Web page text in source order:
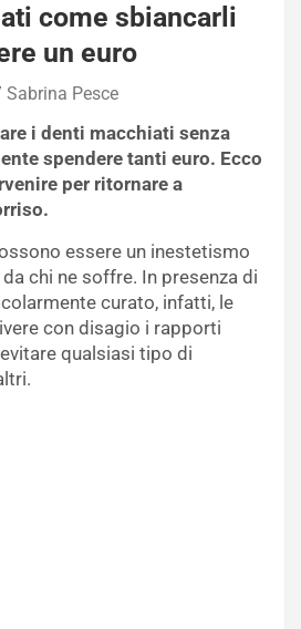
come sbiancarli
un euro
Sabrina Pesce
i denti macchiati senza
spendere tanti euro. Ecco
per ritornare a
essere un inestetismo
chi ne soffre. In presenza di
curato, infatti, le
con disagio i rapporti
qualsiasi tipo di